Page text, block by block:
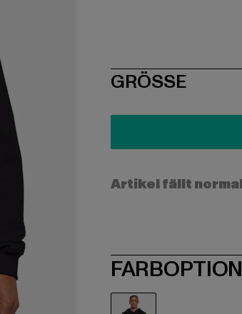
SIZE
GRÖSSE
Artikel fällt